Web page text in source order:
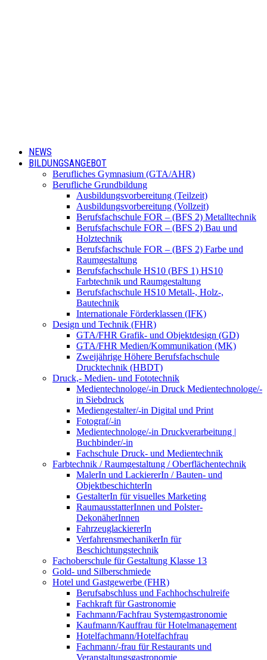
NEWS
BILDUNGSANGEBOT
Berufliches Gymnasium (GTA/AHR)
Berufliche Grundbildung
Ausbildungsvorbereitung (Teilzeit)
Ausbildungsvorbereitung (Vollzeit)
Berufsfachschule FOR – (BFS 2) Metalltechnik
Berufsfachschule FOR – (BFS 2) Bau und
Holztechnik
Berufsfachschule FOR – (BFS 2) Farbe und
Raumgestaltung
Berufsfachschule HS10 (BFS 1) HS10
Farbtechnik und Raumgestaltung
Berufsfachschule HS10 Metall-, Holz-,
Bautechnik
Internationale Förderklassen (IFK)
Design und Technik (FHR)
GTA/FHR Grafik- und Objektdesign (GD)
GTA/FHR Medien/Kommunikation (MK)
Zweijährige Höhere Berufsfachschule
Drucktechnik (HBDT)
Druck,- Medien- und Fototechnik
Medientechnologe/-in Druck Medientechnologe/-
in Siebdruck
Mediengestalter/-in Digital und Print
Fotograf/-in
Medientechnologe/-in Druckverarbeitung |
Buchbinder/-in
Fachschule Druck- und Medientechnik
Farbtechnik / Raumgestaltung / Oberflächentechnik
MalerIn und LackiererIn / Bauten- und
ObjektbeschichterIn
GestalterIn für visuelles Marketing
RaumausstatterInnen und Polster-
DekonäherInnen
FahrzeuglackiererIn
VerfahrensmechanikerIn für
Beschichtungstechnik
Fachoberschule für Gestaltung Klasse 13
Gold- und Silberschmiede
Hotel und Gastgewerbe (FHR)
Berufsabschluss und Fachhochschulreife
Fachkraft für Gastronomie
Fachmann/Fachfrau Systemgastronomie
Kaufmann/Kauffrau für Hotelmanagement
Hotelfachmann/Hotelfachfrau
Fachmann/-frau für Restaurants und
Veranstaltungsgastronomie